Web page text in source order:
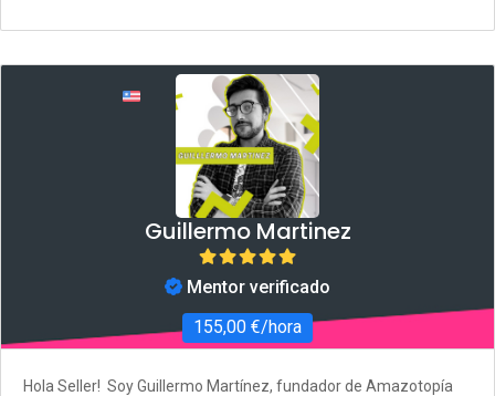
Guillermo Martinez
Mentor verificado
155,00 €/hora
Hola Seller! Soy Guillermo Martínez, fundador de Amazotopía